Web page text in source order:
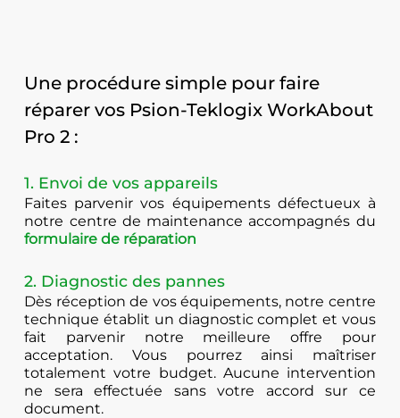
Une procédure simple pour faire
réparer vos Psion-Teklogix WorkAbout
Pro 2 :
1. Envoi de vos appareils
Faites parvenir vos équipements défectueux à
notre centre de maintenance accompagnés du
formulaire de réparation
2. Diagnostic des pannes
Dès réception de vos équipements, notre centre
technique établit un diagnostic complet et vous
fait parvenir notre meilleure offre pour
acceptation. Vous pourrez ainsi maîtriser
totalement votre budget. Aucune intervention
ne sera effectuée sans votre accord sur ce
document.